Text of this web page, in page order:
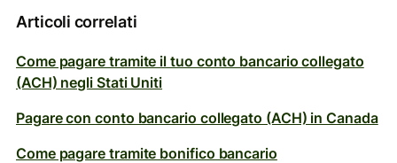
Articoli correlati
Come pagare tramite il tuo conto bancario collegato
(ACH) negli Stati Uniti
Pagare con conto bancario collegato (ACH) in Canada
Come pagare tramite bonifico bancario